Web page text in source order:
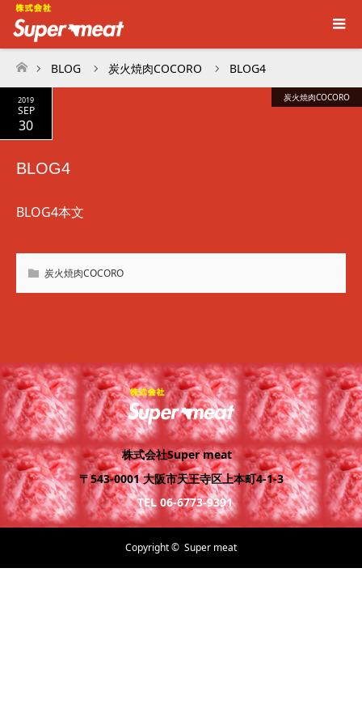
ホーム
BLOG 炭火焼肉COCORO BLOG4
2019
SEP
30
炭火焼肉COCORO
BLOG4
BLOG4本文
炭火焼肉COCORO
株式会社Super meat
〒543-0001 大阪市天王寺区上本町4-1-3
TEL 06-6773-9391
Copyright © Super meat